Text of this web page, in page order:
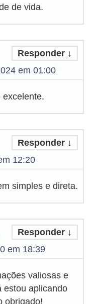
de vida.
em 01:00
Responder ↓
excelente.
12:20
Responder ↓
simples e direta.
em 18:39
Responder ↓
valiosas e
estou aplicando
obrigado!